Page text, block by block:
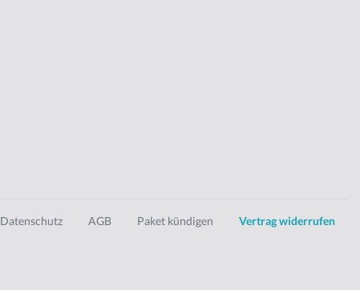
Datenschutz AGB Paket kündigen Vertrag widerrufen